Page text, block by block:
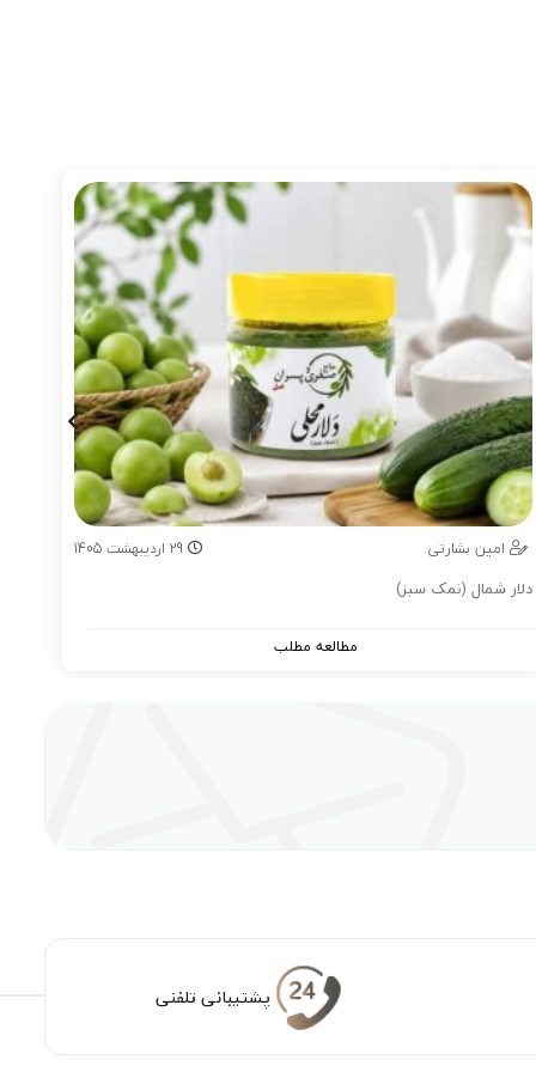
امین بشارتی 29 اردیبهشت1405
دلار شمال (نمک سبز)
مطالعه مطلب
پشتیبانی تلفنی